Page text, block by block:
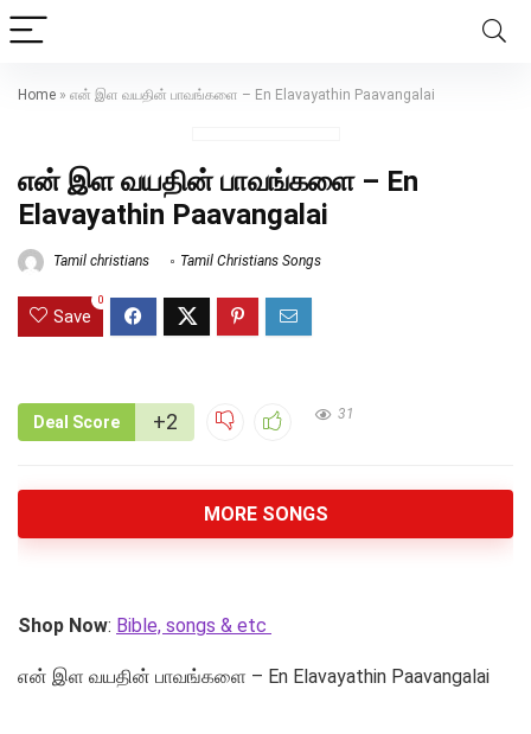
Home » என் இள வயதின் பாவங்களை – En Elavayathin Paavangalai
என் இள வயதின் பாவங்களை – En
Elavayathin Paavangalai
Tamil christians Tamil Christians Songs
Save
0
Deal Score +2 31
MORE SONGS
Shop Now: Bible, songs & etc
என் இள வயதின் பாவங்களை – En Elavayathin Paavangalai